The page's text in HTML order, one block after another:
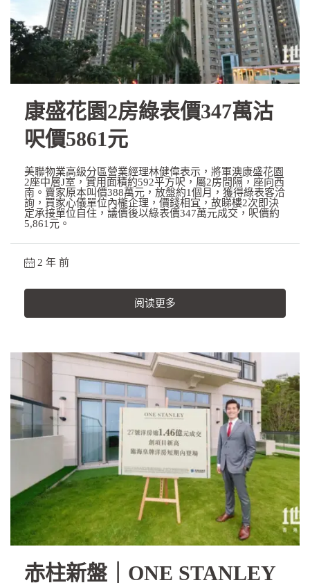
康盛花園2房綠表價347萬沽
呎價5861元
美聯物業高級分區營業經理林健偉表示，將軍澳康盛花園
2座中層J室，實用面積約592平方呎，屬2房間隔，座向西
南。賣家原本叫價388萬元，放盤約1個月，獲得綠表客洽
詢，買家心儀單位內櫳企理，價錢相宜，故睇樓2次即決
定承接單位自住，議價後以綠表價347萬元成交，呎價約
5,861元。
2 年 前
阅读更多
赤柱新盤｜ONE STANLEY